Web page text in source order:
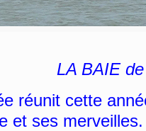
LA BAIE
réunit cette
et ses merveilles.